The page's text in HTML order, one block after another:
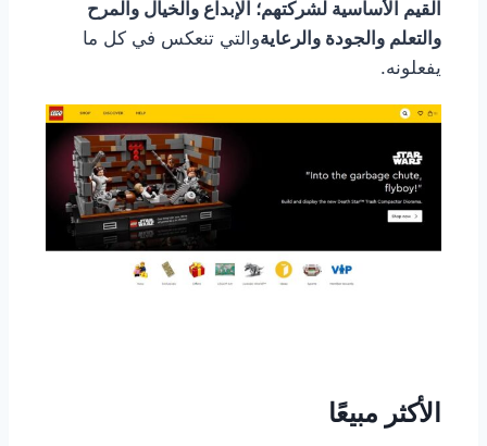
القيم الأساسية لشركتهم؛ الإبداع والخيال والمرح
والتعلم والجودة والرعايةوالتي تنعكس في كل ما
يفعلونه.
الأكثر مبيعًا